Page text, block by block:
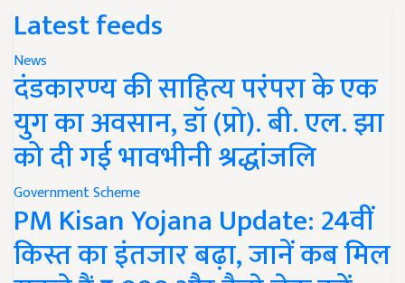
Latest feeds
News
दंडकारण्य की साहित्य परंपरा के एक
युग का अवसान, डॉ (प्रो). बी. एल. झा
को दी गई भावभीनी श्रद्धांजलि
Government Scheme
PM Kisan Yojana Update: 24वीं
किस्त का इंतजार बढ़ा, जानें कब मिल